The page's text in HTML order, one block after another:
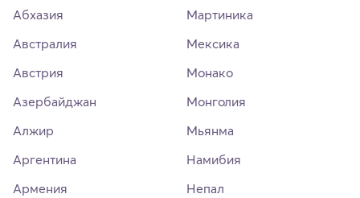
Абхазия
Австралия
Австрия
Азербайджан
Алжир
Аргентина
Армения
Мартиника
Мексика
Монако
Монголия
Мьянма
Намибия
Непал